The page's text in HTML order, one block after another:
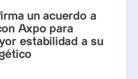
un acuerdo a
Axpo para
estabilidad a su